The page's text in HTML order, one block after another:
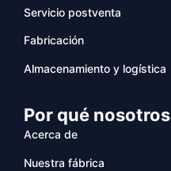
Servicio postventa
Fabricación
Almacenamiento y logística
Por qué nosotros
Acerca de
Nuestra fábrica